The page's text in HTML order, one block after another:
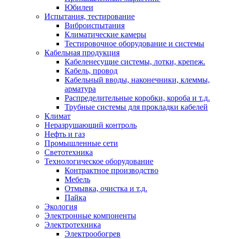
Юбилеи
Испытания, тестирование
Виброиспытания
Климатические камеры
Тестировочное оборудование и системы
Кабельная продукция
Кабеленесущие системы, лотки, крепеж.
Кабель, провод
Кабельный вводы, наконечники, клеммы,
арматура
Распределительные коробки, короба и т.д.
Трубные системы для прокладки кабелей
Климат
Неразрушающий контроль
Нефть и газ
Промышленные сети
Светотехника
Технологическое оборудование
Контрактное производство
Мебель
Отмывка, очистка и т.д.
Пайка
Экология
Электронные компоненты
Электротехника
Электрообогрев